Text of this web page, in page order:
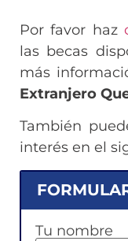
Por favor haz
las becas
más
Extranjero
También
interés en el
Tu nombre